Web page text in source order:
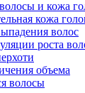
и кожа
кожа
волос
роста
объема
волосы